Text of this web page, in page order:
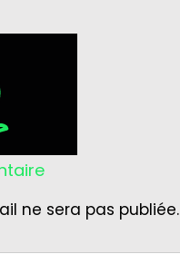
ne sera pas publiée.